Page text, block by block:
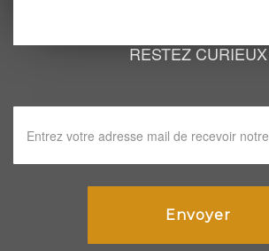
RESTEZ CURIEUX